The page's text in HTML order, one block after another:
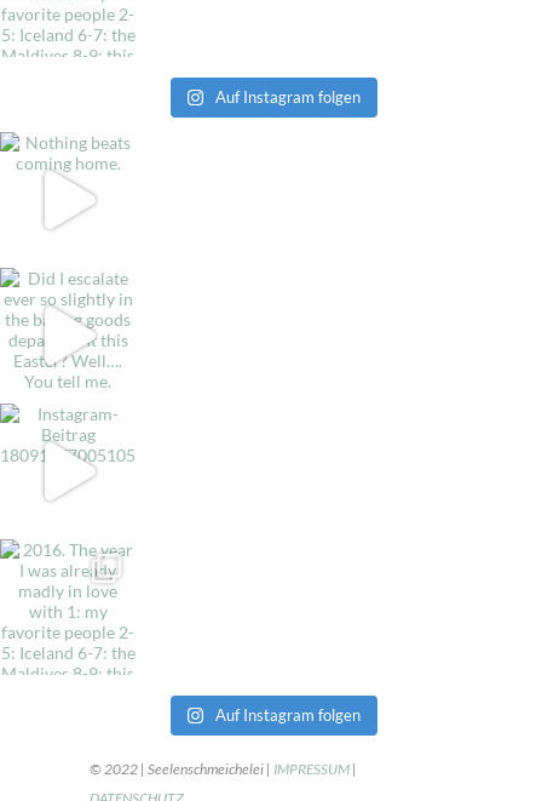
Auf Instagram folgen
Auf Instagram folgen
© 2022 | Seelenschmeichelei | IMPRESSUM |